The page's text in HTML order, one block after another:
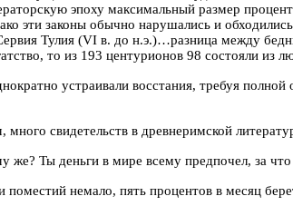
эпоху максимальный размер
эти законы обычно нарушались и
Тулия (VI в. до н.э.)…разница между
то из 193 центурионов 98 состояли из
устраивали восстания, требуя
много свидетельств в древнеримской
же? Ты деньги в мире всему предпочел, за
поместий немало, пять процентов в месяц